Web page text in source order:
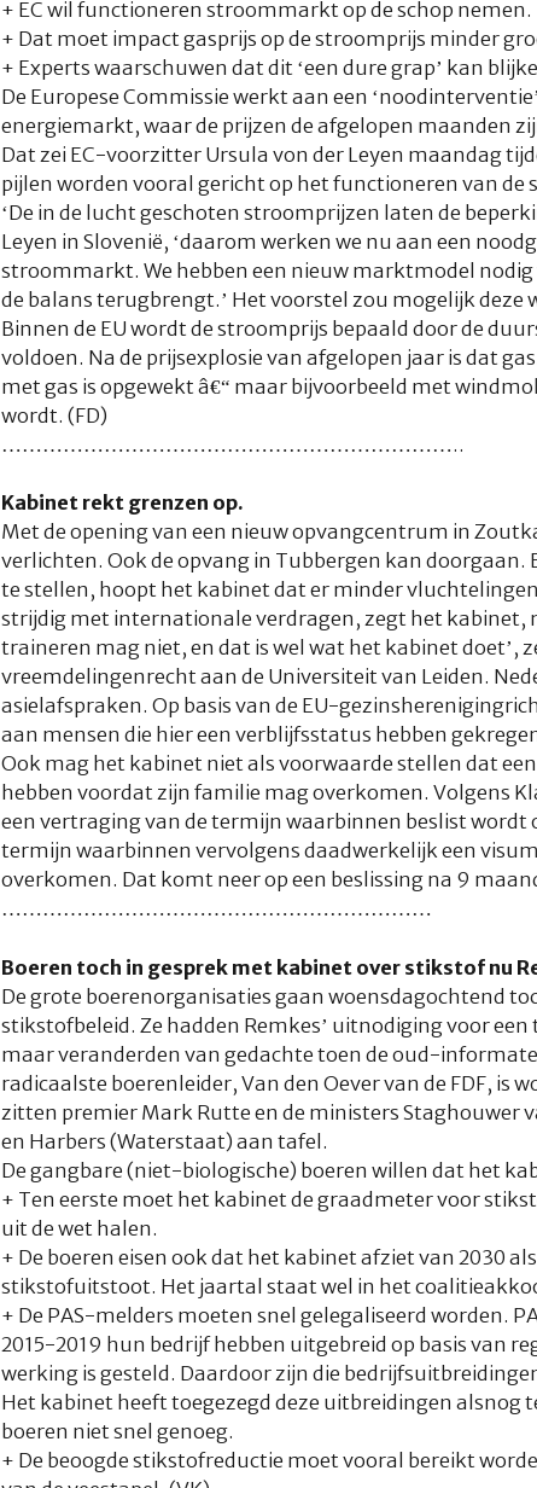
+ EC wil functioneren stroommarkt op de schop nemen.
+ Dat moet impact gasprijs op de stroomprijs minder
+ Experts waarschuwen dat dit ‘een dure grap’ kan
De Europese Commissie werkt aan een
energiemarkt, waar de prijzen de afgelopen maanden
Dat zei EC-voorzitter Ursula von der Leyen maandag
pijlen worden vooral gericht op het functioneren van
‘De in de lucht geschoten stroomprijzen laten de
Leyen in Slovenië, ‘daarom werken we nu aan een
stroommarkt. We hebben een nieuw marktmodel
de balans terugbrengt.’ Het voorstel zou mogelijk deze
Binnen de EU wordt de stroomprijs bepaald door de
voldoen. Na de prijsexplosie van afgelopen jaar is dat
met gas is opgewekt â€“ maar bijvoorbeeld met
wordt. (FD)
…………………………………………………………..
Kabinet rekt grenzen op.
Met de opening van een nieuw opvangcentrum in
verlichten. Ook de opvang in Tubbergen kan
te stellen, hoopt het kabinet dat er minder
strijdig met internationale verdragen, zegt het kabinet,
traineren mag niet, en dat is wel wat het kabinet doet’,
vreemdelingenrecht aan de Universiteit van Leiden.
asielafspraken. Op basis van de EU-
aan mensen die hier een verblijfsstatus hebben
Ook mag het kabinet niet als voorwaarde stellen dat
hebben voordat zijn familie mag overkomen. Volgens
een vertraging van de termijn waarbinnen beslist
termijn waarbinnen vervolgens daadwerkelijk een
overkomen. Dat komt neer op een beslissing na 9
………………………………………………………
Boeren toch in gesprek met kabinet over stikstof nu
De grote boerenorganisaties gaan woensdagochtend
stikstofbeleid. Ze hadden Remkes’ uitnodiging voor
maar veranderden van gedachte toen de oud-
radicaalste boerenleider, Van den Oever van de FDF, is
zitten premier Mark Rutte en de ministers Staghouwer
en Harbers (Waterstaat) aan tafel.
De gangbare (niet-biologische) boeren willen dat het
+ Ten eerste moet het kabinet de graadmeter voor
uit de wet halen.
+ De boeren eisen ook dat het kabinet afziet van 2030
stikstofuitstoot. Het jaartal staat wel in het
+ De PAS-melders moeten snel gelegaliseerd worden.
2015-2019 hun bedrijf hebben uitgebreid op basis van
werking is gesteld. Daardoor zijn die
Het kabinet heeft toegezegd deze uitbreidingen alsnog
boeren niet snel genoeg.
+ De beoogde stikstofreductie moet vooral bereikt